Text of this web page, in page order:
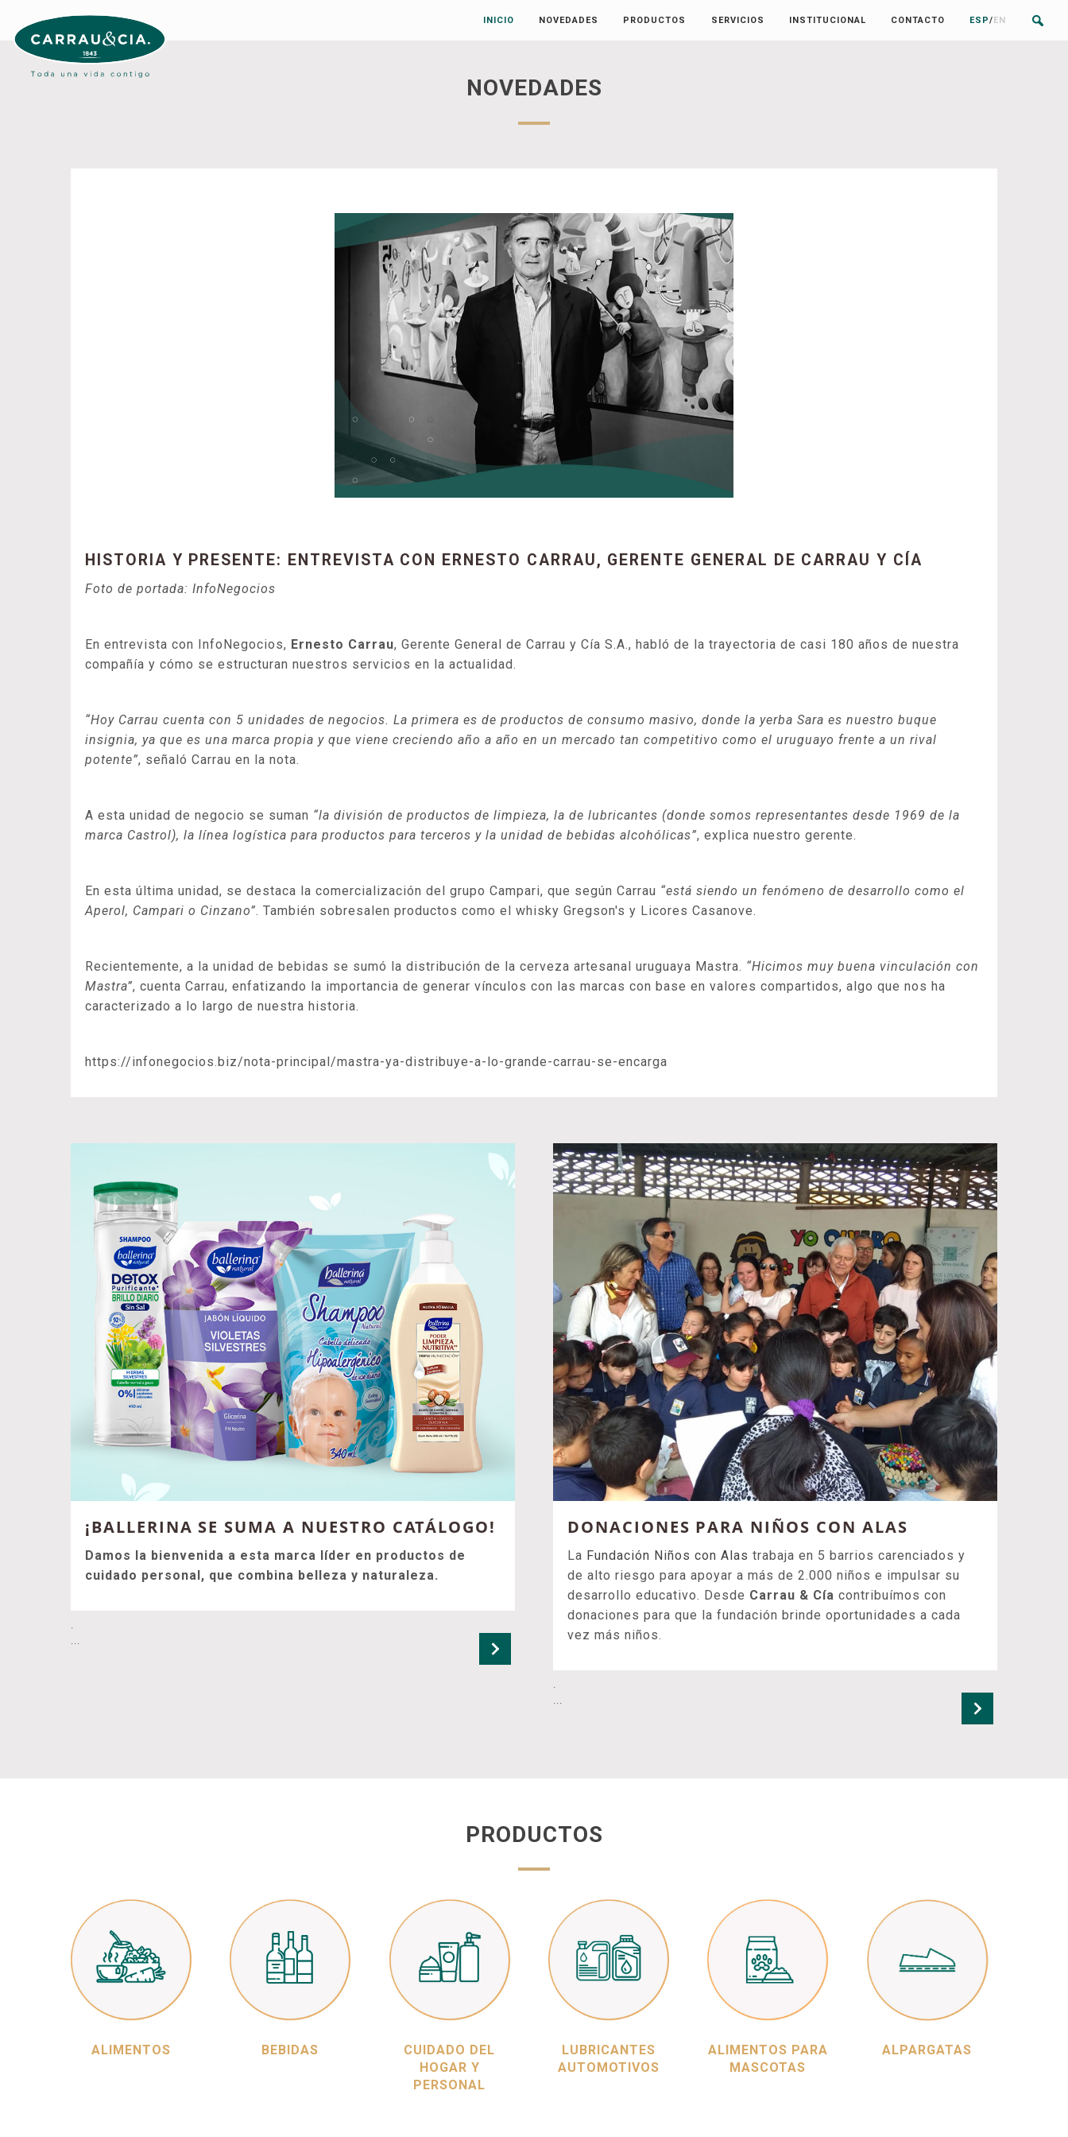
INICIO NOVEDADES PRODUCTOS SERVICIOS INSTITUCIONAL CONTACTO ESP/EN
NOVEDADES
HISTORIA Y PRESENTE: ENTREVISTA CON ERNESTO CARRAU, GERENTE GENERAL DE CARRAU Y CÍA
Foto de portada: InfoNegocios
En entrevista con InfoNegocios, Ernesto Carrau, Gerente General de Carrau y Cía S.A., habló de la trayectoria de casi 180 años de nuestra
compañía y cómo se estructuran nuestros servicios en la actualidad.
“Hoy Carrau cuenta con 5 unidades de negocios. La primera es de productos de consumo masivo, donde la yerba Sara es nuestro buque
insignia, ya que es una marca propia y que viene creciendo año a año en un mercado tan competitivo como el uruguayo frente a un rival
potente”, señaló Carrau en la nota.
A esta unidad de negocio se suman “la división de productos de limpieza, la de lubricantes (donde somos representantes desde 1969 de la
marca Castrol), la línea logística para productos para terceros y la unidad de bebidas alcohólicas”, explica nuestro gerente.
En esta última unidad, se destaca la comercialización del grupo Campari, que según Carrau “está siendo un fenómeno de desarrollo como el
Aperol, Campari o Cinzano”. También sobresalen productos como el whisky Gregson's y Licores Casanove.
Recientemente, a la unidad de bebidas se sumó la distribución de la cerveza artesanal uruguaya Mastra. “Hicimos muy buena vinculación con
Mastra”, cuenta Carrau, enfatizando la importancia de generar vínculos con las marcas con base en valores compartidos, algo que nos ha
caracterizado a lo largo de nuestra historia.
https://infonegocios.biz/nota-principal/mastra-ya-distribuye-a-lo-grande-carrau-se-encarga
¡BALLERINA SE SUMA A NUESTRO CATÁLOGO!
Damos la bienvenida a esta marca líder en productos de
cuidado personal, que combina belleza y naturaleza.
DONACIONES PARA NIÑOS CON ALAS
La Fundación Niños con Alas trabaja en 5 barrios carenciados y
de alto riesgo para apoyar a más de 2.000 niños e impulsar su
desarrollo educativo. Desde Carrau & Cía contribuímos con
donaciones para que la fundación brinde oportunidades a cada
vez más niños.
PRODUCTOS
ALIMENTOS BEBIDAS
CUIDADO DEL
HOGAR Y
PERSONAL
LUBRICANTES
AUTOMOTIVOS
ALIMENTOS PARA
MASCOTAS
ALPARGATAS